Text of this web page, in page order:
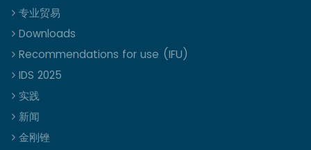
专业贸易
Downloads
Recommendations for use (IFU)
IDS 2025
实践
新闻
金刚锉